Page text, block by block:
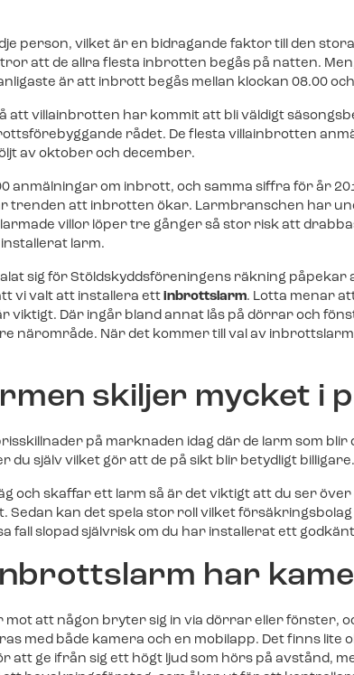
larmtjänst.
Batterier, brickor och andra tillbehör beställer du
webbutik.
För dig som redan har utrustningen och vill ansluta
larmtjänst.
Batterier & tillbehör
Batterier, brickor och andra tillbehör beställer du
driftsättning av ditt nya.
Alarm.
person, vilket är en bidragande faktor till den
tror att de allra flesta inbrotten begås på natten.
är att inbrott begås mellan klockan 08.00
att villainbrotten har kommit att bli väldigt
rådet. De flesta villainbrotten
av oktober och december.
anmälningar om inbrott, och samma siffra för år
trenden att inbrotten ökar. Larmbranschen har
villor löper tre gånger så stor risk att
larm.
sig för Stöldskyddsföreningens räkning påpekar
vi valt att installera ett inbrottslarm. Lotta menar
viktigt. Där ingår bland annat lås på dörrar och
närområde. När det kommer till val av
skiljer mycket i
på marknaden idag där de larm som
du själv vilket gör att de på sikt blir betydligt billigare.
och skaffar ett larm så är det viktigt att du ser
Sedan kan det spela stor roll vilket
fall slopad självrisk om du har installerat ett
har
mot att någon bryter sig in via dörrar eller fönster,
med både kamera och en mobilapp. Det finns lite
att ge ifrån sig ett högt ljud som hörs på avstånd,